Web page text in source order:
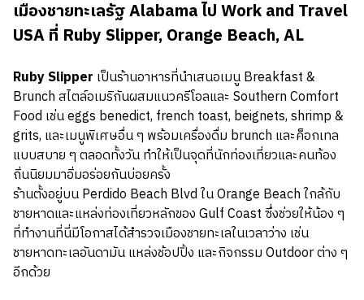
เมืองชายทะเลรัฐ Alabama ไป Work and Travel
USA ที่ Ruby Slipper, Orange Beach, AL
Ruby Slipper เป็นร้านอาหารที่นำเสนอเมนู Breakfast &
Brunch สไตล์อเมริกันผสมแนวครีโอลและ Southern Comfort
Food เช่น eggs benedict, french toast, beignets, shrimp &
grits, และเมนูพิเศษอื่น ๆ พร้อมเครื่องดื่ม brunch และค็อกเทล
แบบสบาย ๆ ตลอดทั้งวัน ทำให้เป็นจุดที่นักท่องเที่ยวและคนท้อง
ถิ่นนิยมมาอิ่มอร่อยกันบ่อยครั้ง
ร้านตั้งอยู่บน Perdido Beach Blvd ใน Orange Beach ใกล้กับ
ชายหาดและแหล่งท่องเที่ยวหลักของ Gulf Coast ซึ่งช่วยให้น้อง ๆ
ที่ทำงานที่นี่มีโอกาสได้สำรวจเมืองชายทะเลในเวลาว่าง เช่น
ชายหาดทะเลอันดามัน แหล่งช้อปปิ้ง และกิจกรรม Outdoor ต่าง ๆ
อีกด้วย